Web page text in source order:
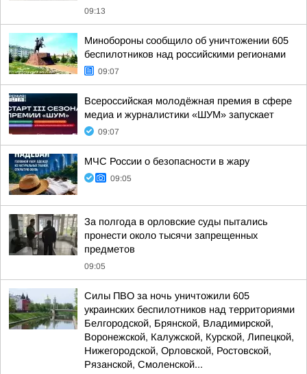
09:13
Минобороны сообщило об уничтожении 605
беспилотников над российскими регионами
09:07
Всероссийская молодёжная премия в сфере
медиа и журналистики «ШУМ» запускает
09:07
МЧС России о безопасности в жару
09:05
За полгода в орловские суды пытались
пронести около тысячи запрещенных
предметов
09:05
Силы ПВО за ночь уничтожили 605
украинских беспилотников над территориями
Белгородской, Брянской, Владимирской,
Воронежской, Калужской, Курской, Липецкой,
Нижегородской, Орловской, Ростовской,
Рязанской, Смоленской...